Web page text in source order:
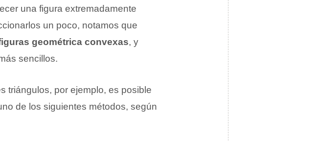
una figura extremadamente
un poco, notamos que
geométrica convexas, y
sencillos.
triángulos, por ejemplo, es posible
de los siguientes métodos, según